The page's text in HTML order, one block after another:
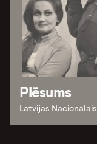
Plēsums
Latvijas